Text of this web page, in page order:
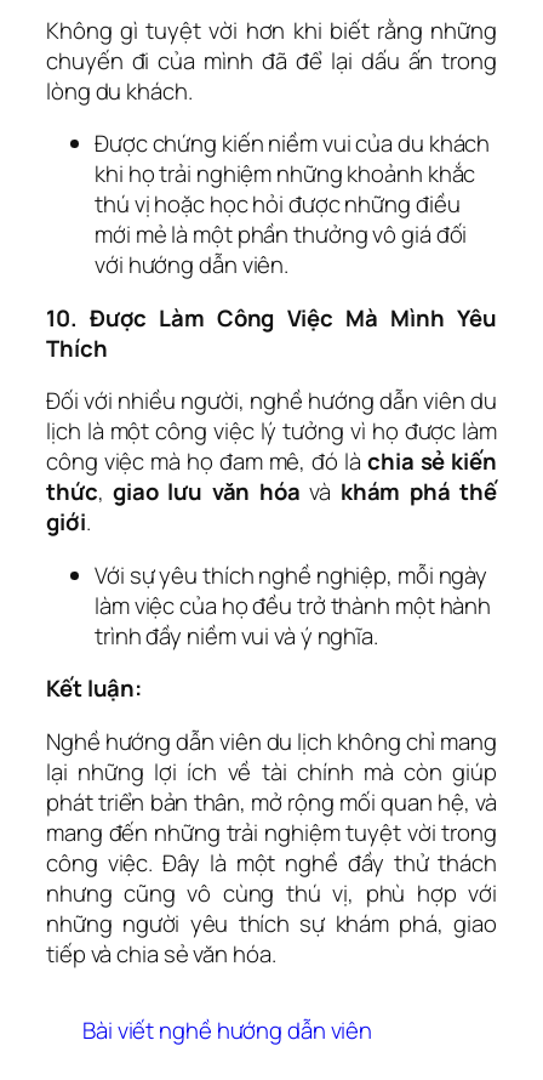
Không gì tuyệt vời hơn khi biết rằng những
chuyến đi của mình đã để lại dấu ấn trong
lòng du khách.
Được chứng kiến niềm vui của du khách
khi họ trải nghiệm những khoảnh khắc
thú vị hoặc học hỏi được những điều
mới mẻ là một phần thưởng vô giá đối
với hướng dẫn viên.
10. Được Làm Công Việc Mà Mình Yêu
Thích
Đối với nhiều người, nghề hướng dẫn viên du
lịch là một công việc lý tưởng vì họ được làm
công việc mà họ đam mê, đó là chia sẻ kiến
thức,giao lưu văn hóa và khám phá thế
giới.
Với sự yêu thích nghề nghiệp, mỗi ngày
làm việc của họ đều trở thành một hành
trình đầy niềm vui và ý nghĩa.
Kết luận:
Nghề hướng dẫn viên du lịch không chỉ mang
lại những lợi ích về tài chính mà còn giúp
phát triển bản thân, mở rộng mối quan hệ, và
mang đến những trải nghiệm tuyệt vời trong
công việc. Đây là một nghề đầy thử thách
nhưng cũng vô cùng thú vị, phù hợp với
những người yêu thích sự khám phá, giao
tiếp và chia sẻ văn hóa.
Bài viết nghề hướng dẫn viên